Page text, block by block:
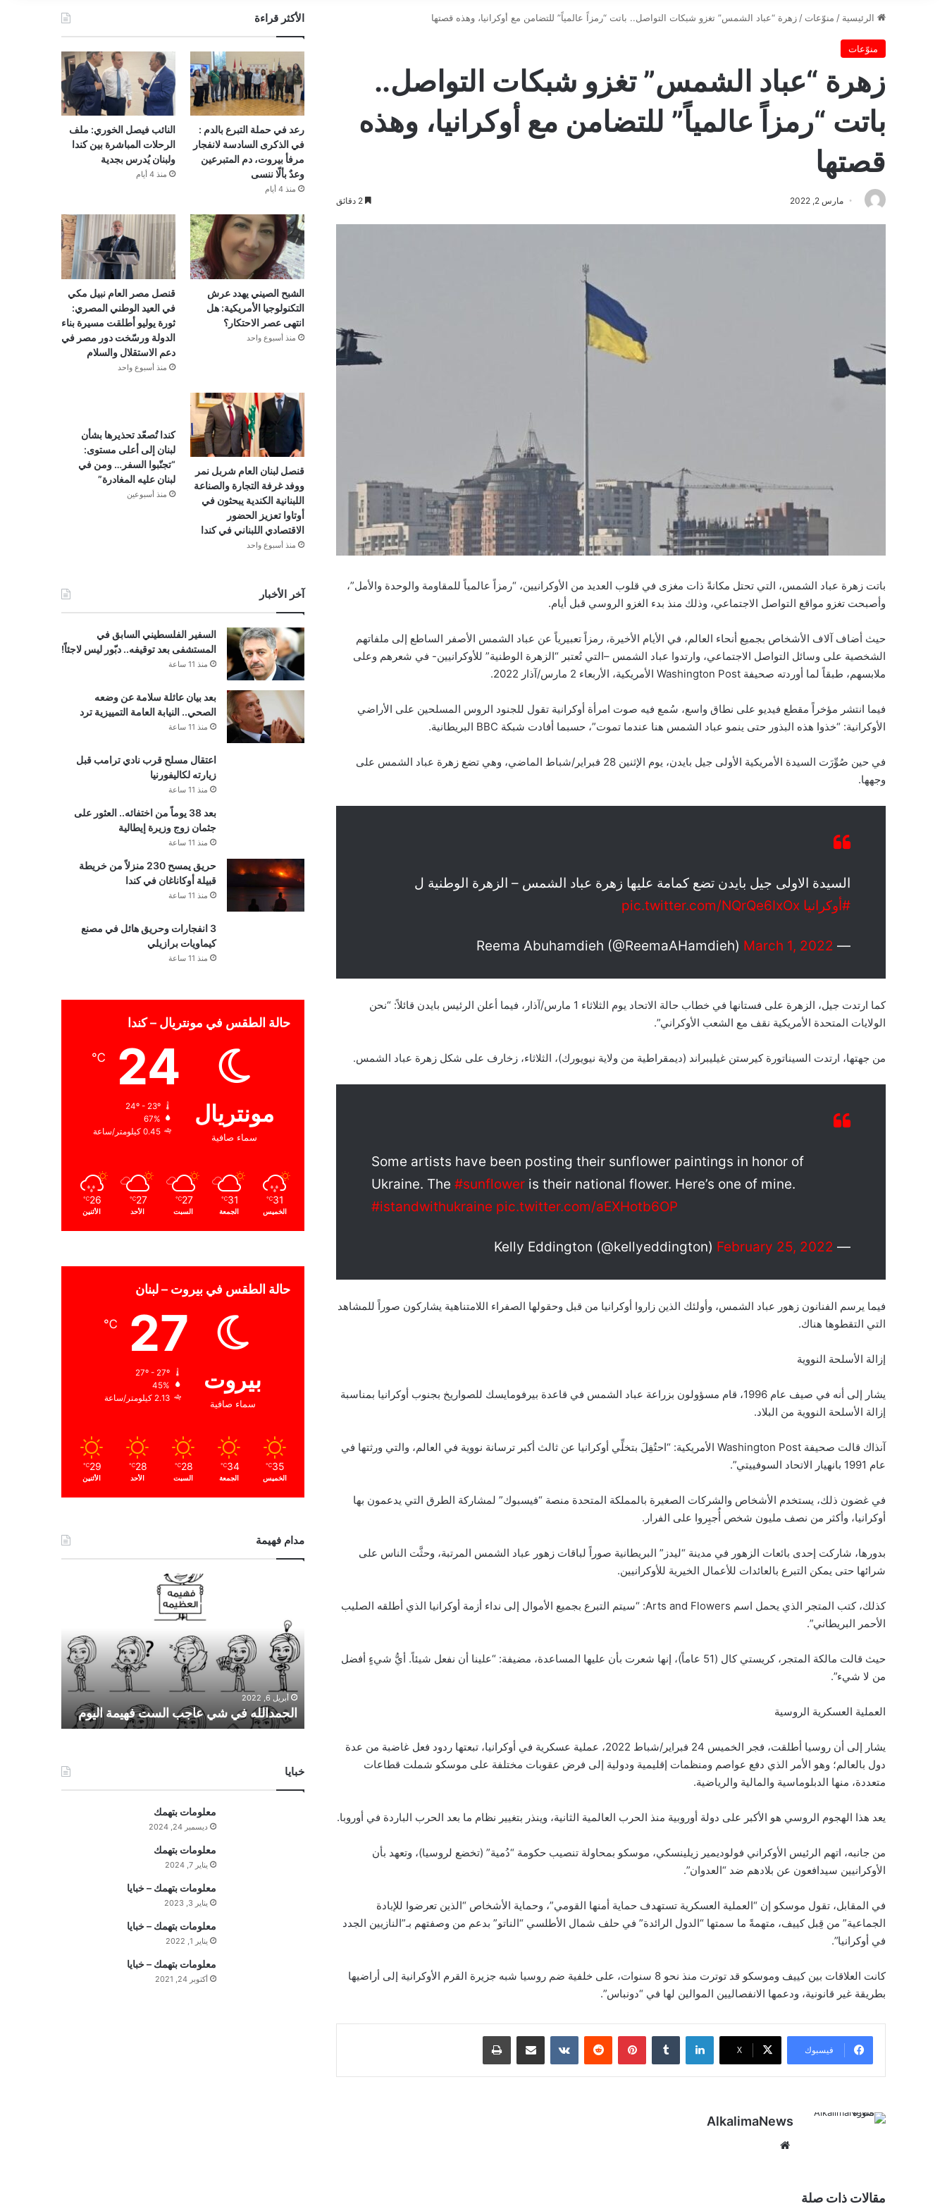
الرئيسية / منوّعات / زهرة “عباد الشمس” تغزو شبكات التواصل.. باتت “رمزاً عالمياً” للتضامن مع أوكرانيا، وهذه قصتها
منوّعات
زهرة “عباد الشمس” تغزو شبكات التواصل..
باتت “رمزاً عالمياً” للتضامن مع أوكرانيا، وهذه
قصتها
مارس 2, 2022
باتت زهرة عباد الشمس، التي تحتل مكانةً ذات مغزى في قلوب العديد من الأوكرانيين، “رمزاً عالمياً للمقاومة والوحدة والأمل”،
وأصبحت تغزو مواقع التواصل الاجتماعي، وذلك منذ بدء الغزو الروسي قبل أيام.
حيث أضاف آلاف الأشخاص بجميع أنحاء العالم، في الأيام الأخيرة، رمزاً تعبيرياً عن عباد الشمس الأصفر الساطع إلى ملفاتهم
الشخصية على وسائل التواصل الاجتماعي، وارتدوا عباد الشمس –التي تُعتبر “الزهرة الوطنية” للأوكرانيين- في شعرهم وعلى
ملابسهم، طبقاً لما أوردته صحيفة Washington Post الأمريكية، الأربعاء 2 مارس/آذار 2022.
فيما انتشر مؤخراً مقطع فيديو على نطاق واسع، سُمع فيه صوت امرأة أوكرانية تقول للجنود الروس المسلحين على الأراضي
الأوكرانية: “خذوا هذه البذور حتى ينمو عباد الشمس هنا عندما تموت”، حسبما أفادت شبكة BBC البريطانية.
في حين صُوِّرَت السيدة الأمريكية الأولى جيل بايدن، يوم الإثنين 28 فبراير/شباط الماضي، وهي تضع زهرة عباد الشمس على
وجهها.
السيدة الاولى جيل بايدن تضع كمامة عليها زهرة عباد الشمس – الزهرة الوطنية ل
#أوكرانيا pic.twitter.com/NQrQe6IxOx
— Reema Abuhamdieh (@ReemaAHamdieh)
March 1, 2022
كما ارتدت جيل، الزهرة على فستانها في خطاب حالة الاتحاد يوم الثلاثاء 1 مارس/آذار، فيما أعلن الرئيس بايدن قائلاً: “نحن
الولايات المتحدة الأمريكية نقف مع الشعب الأوكراني”.
من جهتها، ارتدت السيناتورة كيرستن غيليبراند (ديمقراطية من ولاية نيويورك)، الثلاثاء، زخارف على شكل زهرة عباد الشمس.
Some artists have been posting their sunflower paintings in honor of
Ukraine. The #sunflower is their national flower. Here’s one of mine.
#istandwithukraine pic.twitter.com/aEXHotb6OP
— Kelly Eddington (@kellyeddington)
February 25, 2022
فيما يرسم الفنانون زهور عباد الشمس، وأولئك الذين زاروا أوكرانيا من قبل وحقولها الصفراء اللامتناهية يشاركون صوراً للمشاهد
التي التقطوها هناك.
إزالة الأسلحة النووية
يشار إلى أنه في صيف عام 1996، قام مسؤولون بزراعة عباد الشمس في قاعدة بيرفومايسك للصواريخ بجنوب أوكرانيا بمناسبة
إزالة الأسلحة النووية من البلاد.
آنذاك قالت صحيفة Washington Post الأمريكية: “احتُفِلَ بتخلِّي أوكرانيا عن ثالث أكبر ترسانة نووية في العالم، والتي ورثتها في
عام 1991 بانهيار الاتحاد السوفييتي”.
في غضون ذلك، يستخدم الأشخاص والشركات الصغيرة بالمملكة المتحدة منصة “فيسبوك” لمشاركة الطرق التي يدعمون بها
أوكرانيا، وأكثر من نصف مليون شخص أُجبِروا على الفرار.
بدورها، شاركت إحدى بائعات الزهور في مدينة “ليدز” البريطانية صوراً لباقات زهور عباد الشمس المرتبة، وحثَّت الناس على
شرائها حتى يمكن التبرع بالعائدات للأعمال الخيرية للأوكرانيين.
كذلك، كتب المتجر الذي يحمل اسم Arts and Flowers: “سيتم التبرع بجميع الأموال إلى نداء أزمة أوكرانيا الذي أطلقه الصليب
الأحمر البريطاني”.
حيث قالت مالكة المتجر، كريستي كال (51 عاماً)، إنها شعرت بأن عليها المساعدة، مضيفة: “علينا أن نفعل شيئاً. أيُّ شيءٍ أفضل
من لا شيء”.
العملية العسكرية الروسية
يشار إلى أن روسيا أطلقت، فجر الخميس 24 فبراير/شباط 2022، عملية عسكرية في أوكرانيا، تبعتها ردود فعل غاضبة من عدة
دول بالعالم؛ وهو الأمر الذي دفع عواصم ومنظمات إقليمية ودولية إلى فرض عقوبات مختلفة على موسكو شملت قطاعات
متعددة، منها الدبلوماسية والمالية والرياضية​​​​​.
يعد هذا الهجوم الروسي هو الأكبر على دولة أوروبية منذ الحرب العالمية الثانية، وينذر بتغيير نظام ما بعد الحرب الباردة في أوروبا.
من جانبه، اتهم الرئيس الأوكراني فولوديمير زيلينسكي، موسكو بمحاولة تنصيب حكومة “دُمية” (تخضع لروسيا)، وتعهد بأن
الأوكرانيين سيدافعون عن بلادهم ضد “العدوان”.
في المقابل، تقول موسكو إن “العملية العسكرية تستهدف حماية أمنها القومي”، وحماية الأشخاص “الذين تعرضوا للإبادة
الجماعية” من قِبل كييف، متهمةً ما سمتها “الدول الرائدة” في حلف شمال الأطلسي “الناتو” بدعم من وصفتهم بـ”النازيين الجدد
في أوكرانيا”.
كانت العلاقات بين كييف وموسكو قد توترت منذ نحو 8 سنوات، على خلفية ضم روسيا شبه جزيرة القرم الأوكرانية إلى أراضيها
بطريقة غير قانونية، ودعمها الانفصاليين الموالين لها في “دونباس”.
فيسبوك ‫X
لينكدإن بينتيريست
AlkalimaNews
مقالات ذات صلة
الأكثر قراءة
رعد في حملة التبرع بالدم :
في الذكرى السادسة لانفجار
مرفأ بيروت، دم المتبرعين
وعدٌ بألّا ننسى
منذ 4 أيام
النائب فيصل الخوري: ملف
الرحلات المباشرة بين كندا
ولبنان يُدرس بجدية
منذ 4 أيام
الشبح الصيني يهدد عرش
التكنولوجيا الأمريكية: هل
انتهى عصر الاحتكار؟
منذ أسبوع واحد
قنصل مصر العام نبيل مكي
في العيد الوطني المصري:
ثورة يوليو أطلقت مسيرة بناء
الدولة ورسّخت دور مصر في
دعم الاستقلال والسلام
منذ أسبوع واحد
قنصل لبنان العام شربل نمر
ووفد غرفة التجارة والصناعة
اللبنانية الكندية يبحثون في
أوتاوا تعزيز الحضور
الاقتصادي اللبناني في كندا
منذ أسبوع واحد
كندا تُصعّد تحذيرها بشأن
لبنان إلى أعلى مستوى:
“تجنّبوا السفر… ومن في
لبنان عليه المغادرة”
منذ أسبوعين
آخر الأخبار
السفير الفلسطيني السابق في
المستشفى بعد توقيفه.. دبّور ليس لاجئاً!
منذ 11 ساعة
بعد بيان عائلة سلامة عن وضعه
الصحي.. النيابة العامة التمييزية ترد
منذ 11 ساعة
اعتقال مسلح قرب نادي ترامب قبل
زيارته لكاليفورنيا
منذ 11 ساعة
بعد 38 يوماً من اختفائه.. العثور على
جثمان زوج وزيرة إيطالية
منذ 11 ساعة
حريق يمسح 230 منزلاً من خريطة
قبيلة أوكاناغان في كندا
منذ 11 ساعة
3 انفجارات وحريق هائل في مصنع
كيماويات برازيلي
منذ 11 ساعة
حالة الطقس في مونتريال – كندا
مونتريال
سماء صافية
24
℃
24º - 23º
67%
0.45 كيلومتر/ساعة
31
℃
الخميس
31
℃
الجمعة
27
℃
السبت
27
℃
الأحد
26
℃
الأثنين
حالة الطقس في بيروت – لبنان
بيروت
سماء صافية
27
℃
45%
2.13 كيلومتر/ساعة
35
℃
الخميس
34
℃
الجمعة
28
℃
السبت
28
℃
الأحد
29
℃
الأثنين
مدام فهيمة
د
ي
ع
ا
أبريل 6, 2022
الحمدالله في شي عاجب الست فهيمة اليوم
خبايا
معلومات بتهمك
ديسمبر 24, 2024
معلومات بتهمك
يناير 7, 2024
معلومات بتهمك – خبايا
يناير 3, 2023
معلومات بتهمك – خبايا
يناير 1, 2022
معلومات بتهمك – خبايا
أكتوبر 24, 2021